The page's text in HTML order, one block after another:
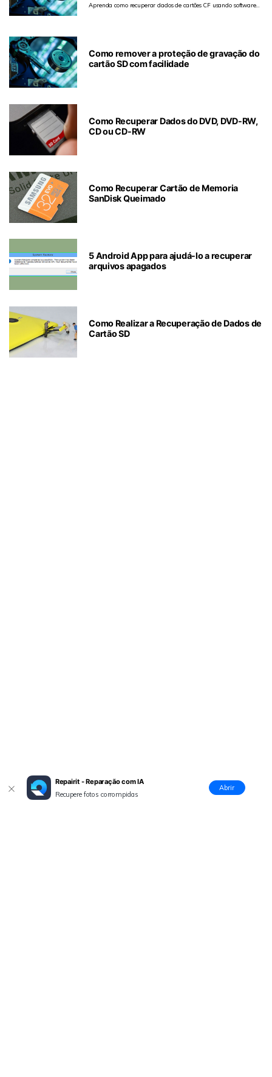
Aprenda como recuperar dados de cartões CF usando software
Como remover a proteção de gravação do
cartão SD com facilidade
Como Recuperar Dados do DVD, DVD-RW,
CD ou CD-RW
Como Recuperar Cartão de Memoria
SanDisk Queimado
5 Android App para ajudá-lo a recuperar
arquivos apagados
Como Realizar a Recuperação de Dados de
Cartão SD
Repairit - Reparação com IA
Recupere fotos corrompidas
Abrir